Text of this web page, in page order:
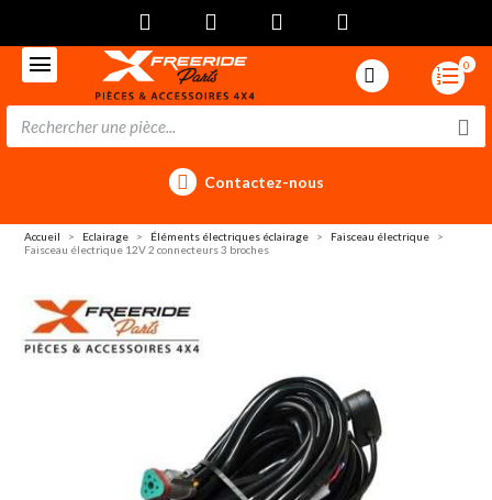
0
Contactez-nous
Accueil Eclairage Éléments électriques éclairage
Faisceau électrique
Faisceau électrique 12V 2 connecteurs 3 broches